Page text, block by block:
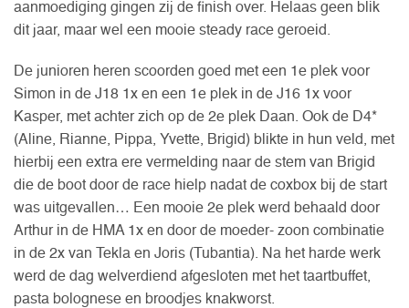
aanmoediging gingen zij de finish over. Helaas geen blik
dit jaar, maar wel een mooie steady race geroeid.
De junioren heren scoorden goed met een 1e plek voor
Simon in de J18 1x en een 1e plek in de J16 1x voor
Kasper, met achter zich op de 2e plek Daan. Ook de D4*
(Aline, Rianne, Pippa, Yvette, Brigid) blikte in hun veld, met
hierbij een extra ere vermelding naar de stem van Brigid
die de boot door de race hielp nadat de coxbox bij de start
was uitgevallen… Een mooie 2e plek werd behaald door
Arthur in de HMA 1x en door de moeder- zoon combinatie
in de 2x van Tekla en Joris (Tubantia). Na het harde werk
werd de dag welverdiend afgesloten met het taartbuffet,
pasta bolognese en broodjes knakworst.